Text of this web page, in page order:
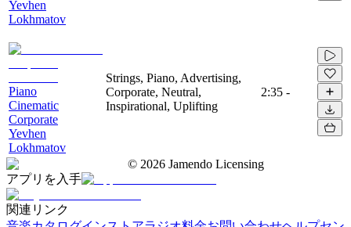
Yevhen
Lokhmatov
Piano
Cinematic
Corporate
Yevhen
Lokhmatov
Strings, Piano, Advertising,
Corporate, Neutral,
Inspirational, Uplifting
2:35 -
© 2026 Jamendo Licensing
アプリを入手
関連リンク